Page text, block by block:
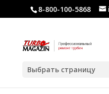
8-800-100-5868
Выбрать страницу